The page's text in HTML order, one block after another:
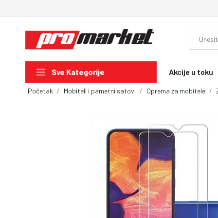
Sve Kategorije Akcije u toku
Početak Mobiteli i pametni satovi Oprema za mobitele